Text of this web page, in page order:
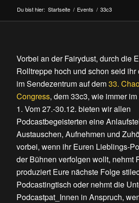
Du bist hier: Startseite / Events / 33c3
Vorbei an der Fairydust, durch die
Rolltreppe hoch und schon seid ihr
im Sendezentrum auf dem33.
Congress, dem 33c3, wie immer
1. Vom 27.-30.12. bieten wir allen
Podcastbegeisterten eine
Austauschen, Aufnehmen und
vorbei, wenn ihr Euren Lieblings-
der Bühnen verfolgen wollt, nehmt
produziert Eure nächste Folge
Podcastingtisch oder nehmt die
Podcastpat_Innen in Anspruch,